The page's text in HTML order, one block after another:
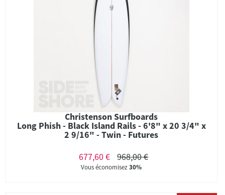
Christenson Surfboards
Long Phish - Black Island Rails - 6'8" x 20 3/4" x
2 9/16" - Twin - Futures
677,60 €
968,00 €
Vous économisez30%